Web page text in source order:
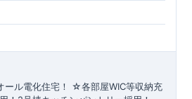
ル電化住宅！ ☆各部屋WIC等収納充